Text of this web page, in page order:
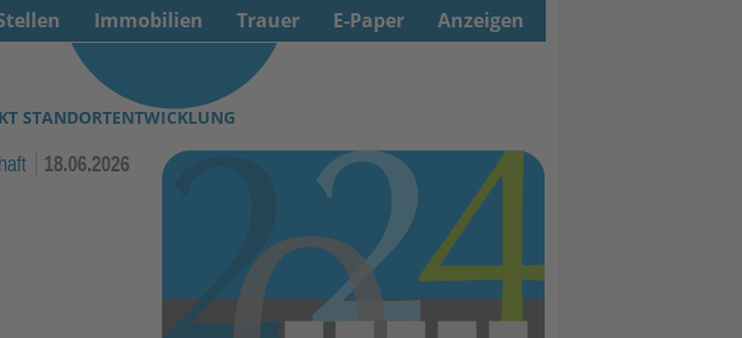
STANDORTENTWICKLUNG
18.06.2026
Immobilien Trauer E-Paper Anzeigen